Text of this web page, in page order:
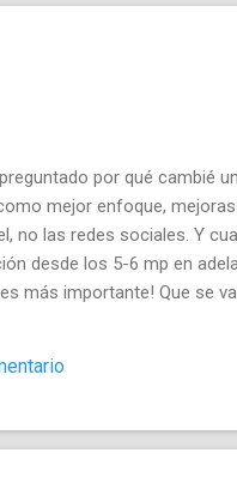
por qué cambié
mejor enfoque,
no las redes sociales. Y
desde los 5-6 mp en
más importante! Que se
de mi archivo
lo mismo. Con una